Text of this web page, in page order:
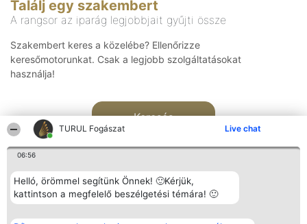
TURUL Fogászat Live chat
06:56
Helló, örömmel segítünk Önnek! 🙂Kérjük,
kattintson a megfelelő beszélgetési témára! 🙂
Találj egy szakembert
A rangsor az iparág legjobbjait gyűjti össze
Szakembert keres a közelébe? Ellenőrizze
keresőmotorunkat. Csak a legjobb szolgáltatásokat
használja!
Keresés
Rangsorszervező Népszavazás Elérhetőség